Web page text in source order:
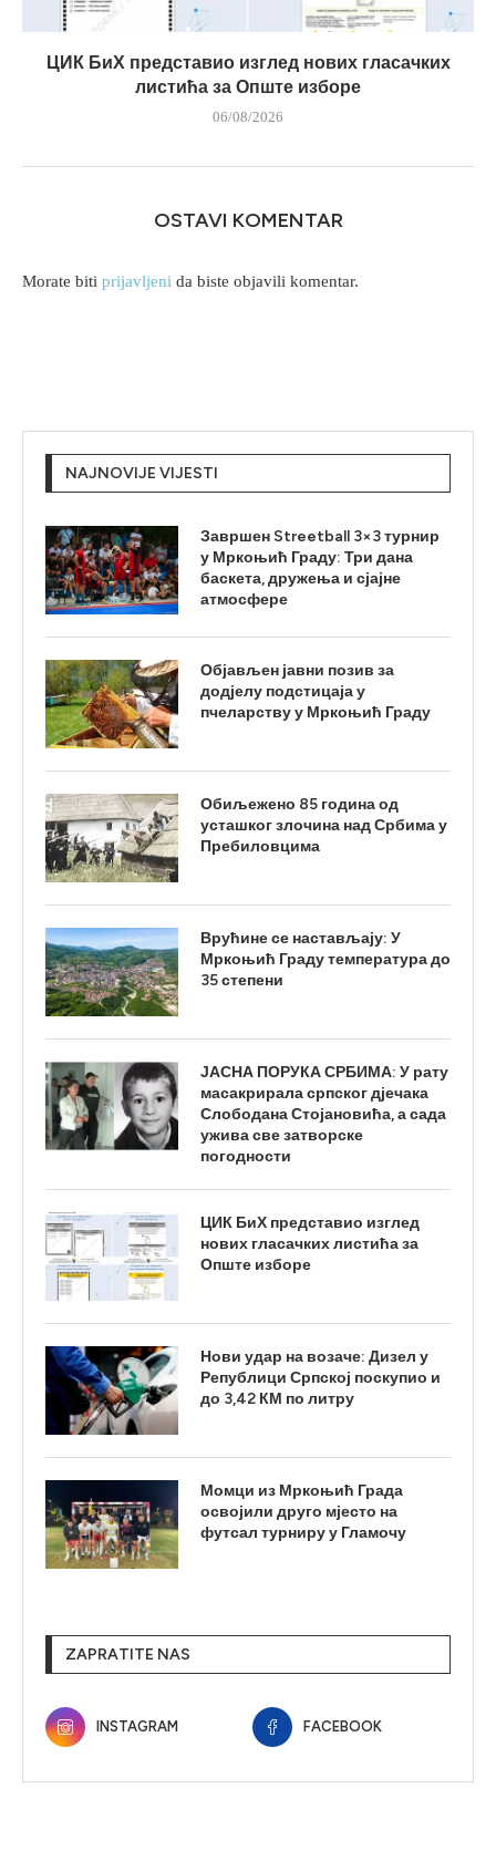
ЦИК БиХ представио изглед нових гласачких
листића за Опште изборе
06/08/2026
OSTAVI KOMENTAR
Morate biti prijavljeni da biste objavili komentar.
NAJNOVIJE VIJESTI
Завршен Streetball 3×3 турнир
у Мркоњић Граду: Три дана
баскета, дружења и сјајне
атмосфере
Објављен јавни позив за
додјелу подстицаја у
пчеларству у Мркоњић Граду
Обиљежено 85 година од
усташког злочина над Србима у
Пребиловцима
Врућине се настављају: У
Мркоњић Граду температура до
35 степени
ЈАСНА ПОРУКА СРБИМА: У рату
масакрирала српског дјечака
Слободана Стојановића, а сада
ужива све затворске
погодности
ЦИК БиХ представио изглед
нових гласачких листића за
Опште изборе
Нови удар на возаче: Дизел у
Републици Српској поскупио и
до 3,42 КМ по литру
Момци из Мркоњић Града
освојили друго мјесто на
футсал турниру у Гламочу
ZAPRATITE NAS
INSTAGRAM FACEBOOK